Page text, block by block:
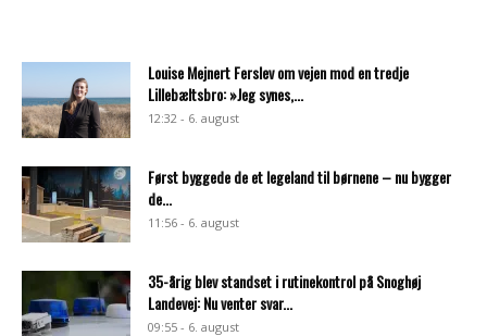
Louise Mejnert Ferslev om vejen mod en tredje
Lillebæltsbro: »Jeg synes,...
12:32 - 6. august
Først byggede de et legeland til børnene – nu bygger
de...
11:56 - 6. august
35-årig blev standset i rutinekontrol på Snoghøj
Landevej: Nu venter svar...
09:55 - 6. august